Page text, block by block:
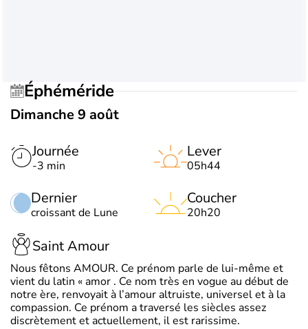
Éphéméride
Dimanche 9 août
Journée
-3 min
Dernier
croissant de Lune
Lever
05h44
Coucher
20h20
Saint Amour
Nous fêtons AMOUR. Ce prénom parle de lui-même et
vient du latin « amor . Ce nom très en vogue au début de
notre ère, renvoyait à l’amour altruiste, universel et à la
compassion. Ce prénom a traversé les siècles assez
discrètement et actuellement, il est rarissime.